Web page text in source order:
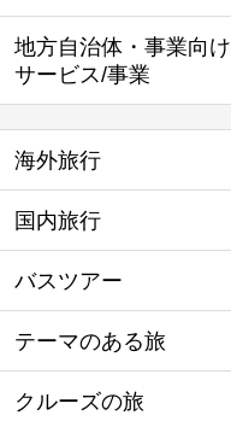
地方自治体・事業向け
サービス/事業
海外旅行
国内旅行
バスツアー
テーマのある旅
クルーズの旅